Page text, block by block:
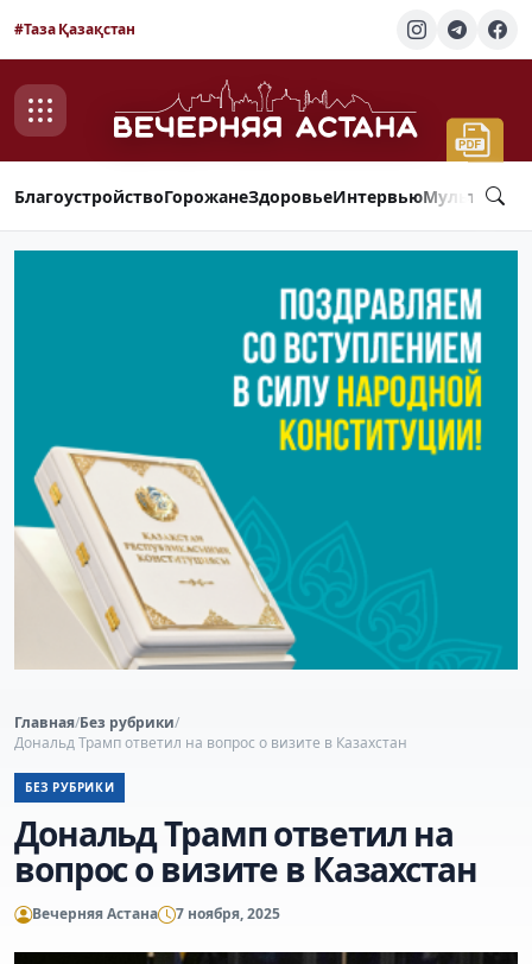
#Таза Қазақстан
БлагоустройствоГорожанеЗдоровьеИнтервью
Главная/Без рубрики/
Дональд Трамп ответил на вопрос о визите в Казахстан
БЕЗ РУБРИКИ
Дональд Трамп ответил на
вопрос о визите в Казахстан
Вечерняя Астана 7 ноября, 2025